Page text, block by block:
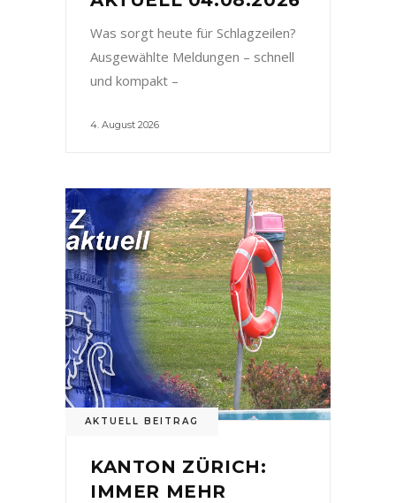
Was sorgt heute für Schlagzeilen?
Ausgewählte Meldungen – schnell
und kompakt –
4. August 2026
AKTUELL BEITRAG
KANTON ZÜRICH:
IMMER MEHR